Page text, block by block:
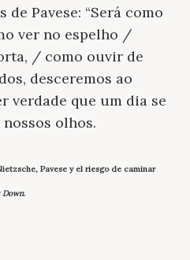
Pavese: “Será como
ver no espelho /
/ como ouvir de
desceremos ao
verdade que um dia se
olhos.
Pavese y el riesgo de caminar
Down.